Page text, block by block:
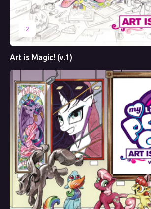
2
Art is Magic! (v.1)